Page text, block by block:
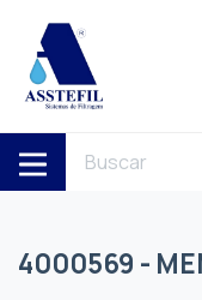
4000569 -